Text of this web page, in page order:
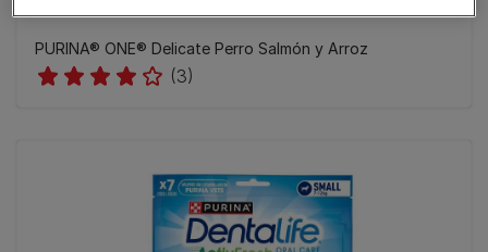
PURINA® ONE® Delicate Perro Salmón y Arroz
(3)